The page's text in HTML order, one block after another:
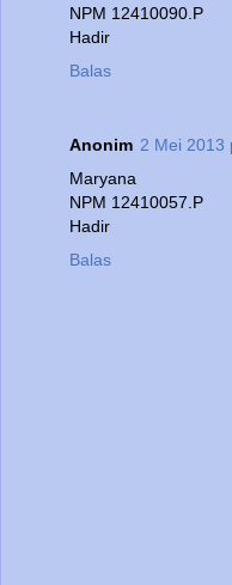
NPM 12410090.P
Hadir
Balas
Anonim 2 Mei 2013
Maryana
NPM 12410057.P
Hadir
Balas